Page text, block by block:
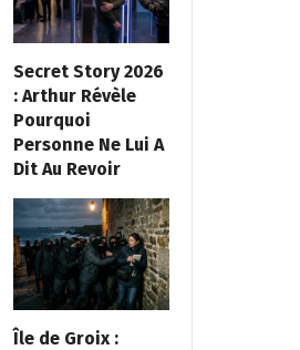
Secret Story 2026
: Arthur Révèle
Pourquoi
Personne Ne Lui A
Dit Au Revoir
Île de Groix :